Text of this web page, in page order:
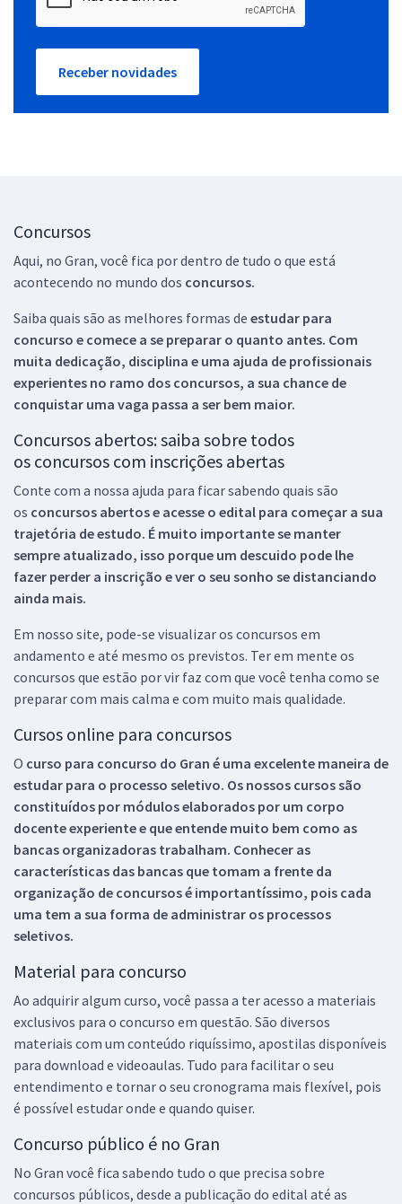
Receber novidades
Concursos
Aqui, no Gran, você fica por dentro de tudo o que está
acontecendo no mundo dos concursos.
Saiba quais são as melhores formas de estudar para
concurso e comece a se preparar o quanto antes. Com
muita dedicação, disciplina e uma ajuda de profissionais
experientes no ramo dos concursos, a sua chance de
conquistar uma vaga passa a ser bem maior.
Concursos abertos: saiba sobre todos
os concursos com inscrições abertas
Conte com a nossa ajuda para ficar sabendo quais são
os concursos abertos e acesse o edital para começar a sua
trajetória de estudo. É muito importante se manter
sempre atualizado, isso porque um descuido pode lhe
fazer perder a inscrição e ver o seu sonho se distanciando
ainda mais.
Em nosso site, pode-se visualizar os concursos em
andamento e até mesmo os previstos. Ter em mente os
concursos que estão por vir faz com que você tenha como se
preparar com mais calma e com muito mais qualidade.
Cursos online para concursos
O curso para concurso do Gran é uma excelente maneira de
estudar para o processo seletivo. Os nossos cursos são
constituídos por módulos elaborados por um corpo
docente experiente e que entende muito bem como as
bancas organizadoras trabalham. Conhecer as
características das bancas que tomam a frente da
organização de concursos é importantíssimo, pois cada
uma tem a sua forma de administrar os processos
seletivos.
Material para concurso
Ao adquirir algum curso, você passa a ter acesso a materiais
exclusivos para o concurso em questão. São diversos
materiais com um conteúdo riquíssimo, apostilas disponíveis
para download e videoaulas. Tudo para facilitar o seu
entendimento e tornar o seu cronograma mais flexível, pois
é possível estudar onde e quando quiser.
Concurso público é no Gran
No Gran você fica sabendo tudo o que precisa sobre
concursos públicos, desde a publicação do edital até as